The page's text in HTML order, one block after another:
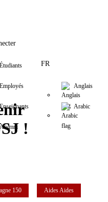
Étudiants
Employés
Enseignants
Alumni
FR
Anglais
Arabic
150 AidesAides
!